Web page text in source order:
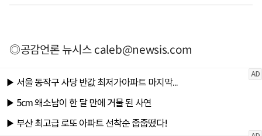
◎공감언론 뉴시스caleb@newsis.com